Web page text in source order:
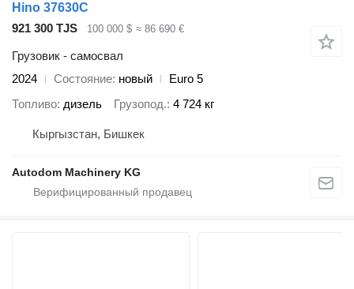
Hino 37630C
921 300 TJS
100 000 $ ≈ 86 690 €
Грузовик - самосвал
2024
Состояние новый
Euro 5
Топливо дизель Грузопод. 4 724 кг
Кыргызстан, Бишкек
Autodom Machinery KG